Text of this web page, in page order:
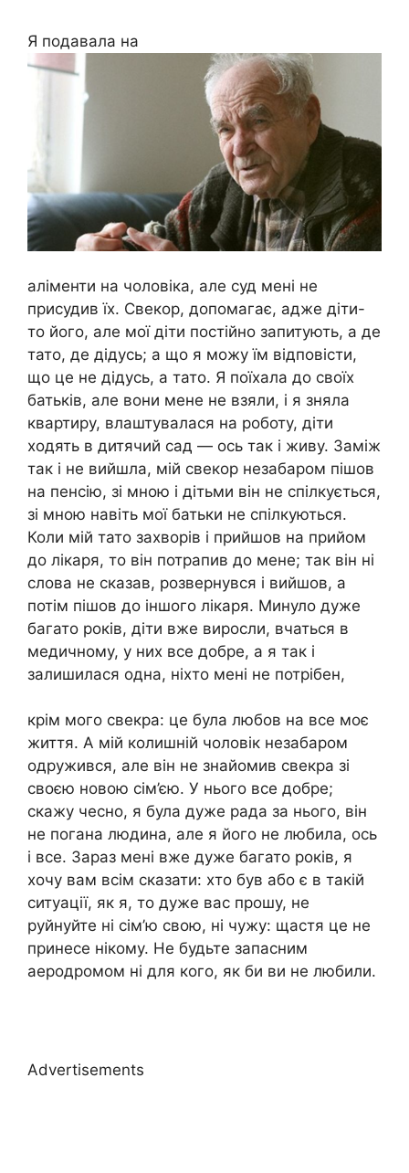
Я подавала на
аліменти на чоловіка, але суд мені не
присудив їх. Свекор, допомагає, адже діти-
то його, але мої діти постійно запитують, а де
тато, де дідусь; а що я можу їм відповісти,
що це не дідусь, а тато. Я поїхала до своїх
батьків, але вони мене не взяли, і я зняла
квартиру, влаштувалася на роботу, діти
ходять в дитячий сад — ось так і живу. Заміж
так і не вийшла, мій свекор незабаром пішов
на пенсію, зі мною і дітьми він не спілкується,
зі мною навіть мої батьки не спілкуються.
Коли мій тато захворів і прийшов на прийом
до лікаря, то він потрапив до мене; так він ні
слова не сказав, розвернувся і вийшов, а
потім пішов до іншого лікаря. Минуло дуже
багато років, діти вже виросли, вчаться в
медичному, у них все добре, а я так і
залишилася одна, ніхто мені не потрібен,
крім мого свекра: це була любов на все моє
життя. А мій колишній чоловік незабаром
одружився, але він не знайомив свекра зі
своєю новою сім’єю. У нього все добре;
скажу чесно, я була дуже рада за нього, він
не погана людина, але я його не любила, ось
і все. Зараз мені вже дуже багато років, я
хочу вам всім сказати: хто був або є в такій
ситуації, як я, то дуже вас прошу, не
руйнуйте ні сім’ю свою, ні чужу: щастя це не
принесе нікому. Не будьте запасним
аеродромом ні для кого, як би ви не любили.
Advertisements